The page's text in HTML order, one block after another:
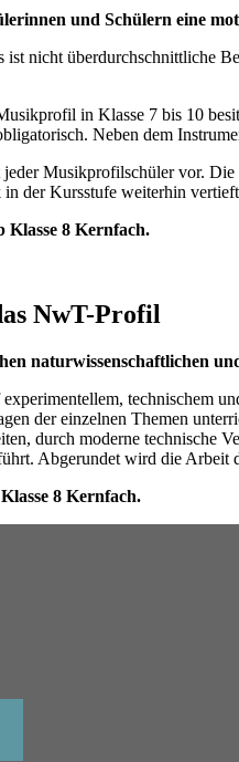
und Schülern eine
nicht überdurchschnittliche
in Klasse 7 bis 10
Neben dem
Musikprofilschüler vor.
der Kursstufe weiterhin
Klasse 8 Kernfach.
NwT-Profil
naturwissenschaftlichen
technischem
der einzelnen Themen
durch moderne technische
Abgerundet wird die Arbeit
8 Kernfach.